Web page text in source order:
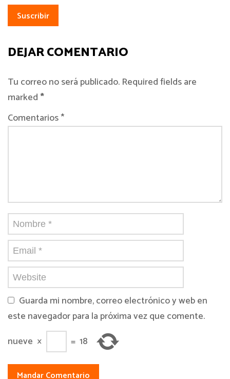
DEJAR COMENTARIO
Tu correo no será publicado. Required fields are
marked*
Comentarios *
Guarda mi nombre, correo electrónico y web en
este navegador para la próxima vez que comente.
nueve × = 18